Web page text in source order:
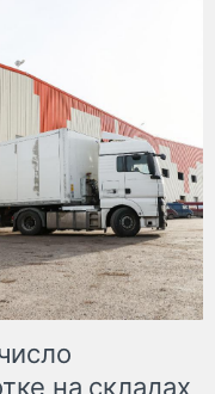
на складах